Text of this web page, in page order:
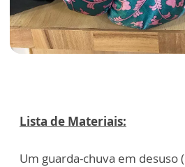
Lista de Materiais:
Um guarda-chuva em desuso